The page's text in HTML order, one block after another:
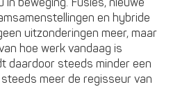
beweging. Fusies, nieuwe
en hybride
uitzonderingen meer, maar
hoe werk vandaag is
daardoor steeds minder een
meer de regisseur van